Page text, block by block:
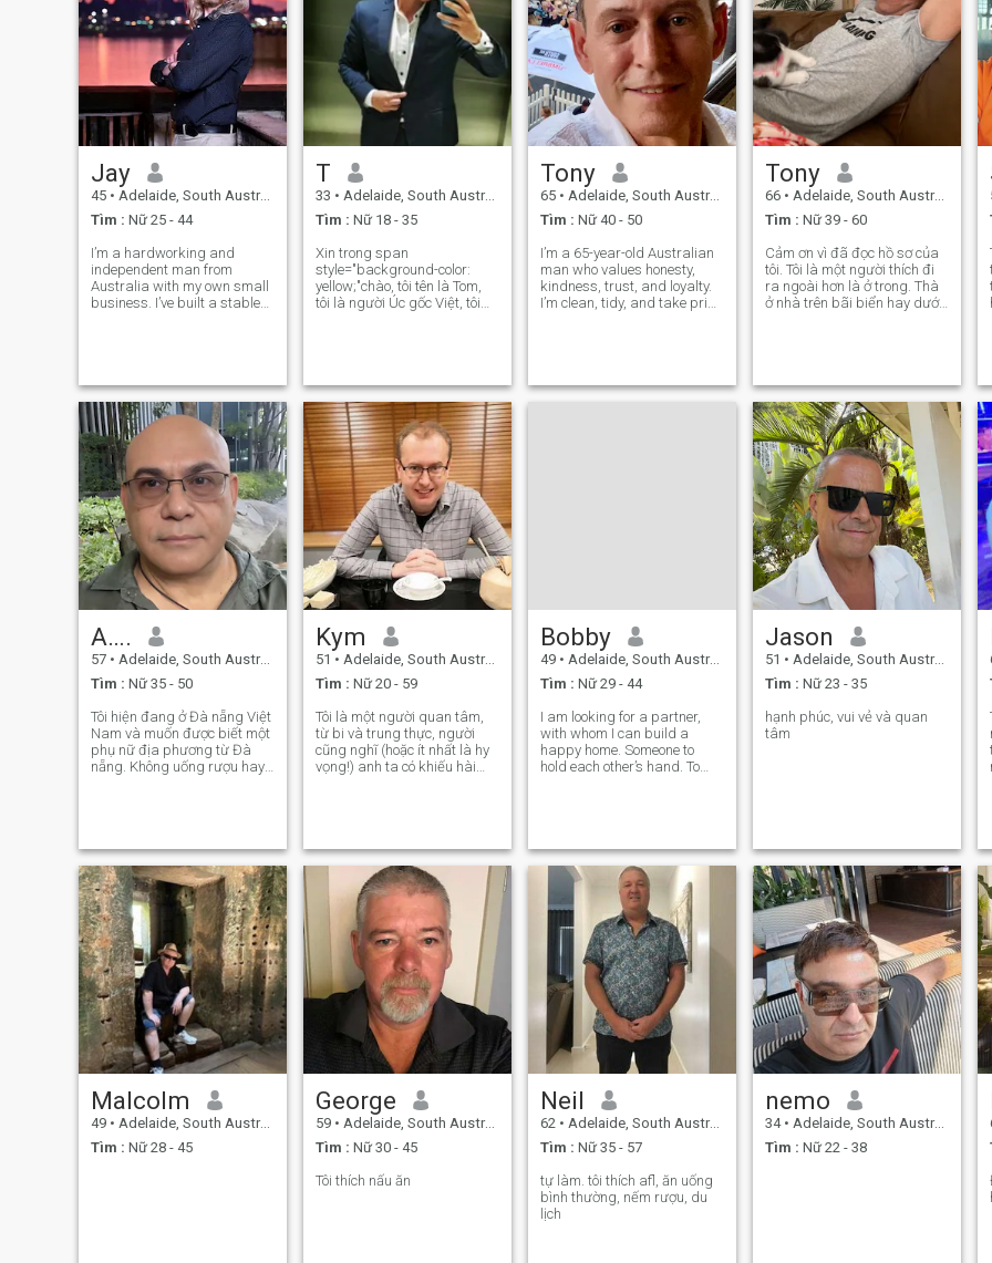
Jay
45 • Adelaide, South Australia, Úc
Tìm : Nữ 25 - 44
I’m a hardworking and
independent man from
Australia with my own small
business. I’ve built a stable
woman. I’m easygoing,
affectionate,
T
33 • Adelaide, South Australia, Úc
Tìm : Nữ 18 - 35
Xin trong span
style="background-color:
yellow;"chào, tôi tên là Tom,
tôi là người Úc gốc Việt, tôi
một người chuyên nghiệp và
tôi thích đ
Tony
65 • Adelaide, South Australia, Úc
Tìm : Nữ 40 - 50
I’m a 65-year-old Australian
man who values honesty,
kindness, trust, and loyalty.
I’m clean, tidy, and take pride
better when shared with the
rig
Tony
66 • Adelaide, South Australia, Úc
Tìm : Nữ 39 - 60
Cảm ơn vì đã đọc hồ sơ của
tôi. Tôi là một người thích đi
ra ngoài hơn là ở trong. Thà
ở nhà trên bãi biển hay dưới
cả hình ảnh đều mới đây. Tôi
khỏe và cân bằng tốt. Tôn
trọng và luôn sẵn sàng giúp
đỡ người khác. Có trái tim
lãng mạn.
A….
57 • Adelaide, South Australia, Úc
Tìm : Nữ 35 - 50
Tôi hiện đang ở Đà nẵng Việt
Nam và muốn được biết một
phụ nữ địa phương từ Đà
nẵng. Không uống rượu hay
bạn bè sẽ thấy tình bạn này
đi đến đâu. Khi tôi đang trên
hành trình 'Life' là một nền
văn hóa và ngôn ngữ đa
dạng, tôi nghĩ sự trung thực
và giao tiếp cởi mở là điều
cần thiết để đảm bảo sự hiểu
biết tôn trọng của nhau về hy
vọng, ước mơ và thậm chí là
nghi ngờ khi chúng ta định
hướng một trải nghiệm đa
văn hóa độc đáo. Tôi hy vọng
sẽ sớm được nghe tin từ anh.
Kym
51 • Adelaide, South Australia, Úc
Tìm : Nữ 20 - 59
Tôi là một người quan tâm,
từ bi và trung thực, người
cũng nghĩ (hoặc ít nhất là hy
vọng!) anh ta có khiếu hài
hầu hết các môn thể thao, trò
chuyện tốt, du lịch, bơi lội, Ăn
uống ngon miệng, đi dạo và
đi dạo, thậm chí là mua sắm!
i làm việc chuyên nghiệp và
hiện đang làm giám đốc tài
chính cho một công ty trong
ngành giao thông. Tôi có thu
nhập tốt và lối sống ổn định.
Tôi không uống rượu, tôi
không hút thuốc và không
hút thuốc.
Bobby
49 • Adelaide, South Australia, Úc
Tìm : Nữ 29 - 44
I am looking for a partner,
with whom I can build a
happy home. Someone to
hold each other’s hand. To
waste your time trying on me.
I have n
Jason
51 • Adelaide, South Australia, Úc
Tìm : Nữ 23 - 35
hạnh phúc, vui vẻ và quan
tâm
Malcolm
49 • Adelaide, South Australia, Úc
Tìm : Nữ 28 - 45
George
59 • Adelaide, South Australia, Úc
Tìm : Nữ 30 - 45
Tôi thích nấu ăn
Neil
62 • Adelaide, South Australia, Úc
Tìm : Nữ 35 - 57
tự làm. tôi thích afl, ăn uống
bình thường, nếm rượu, du
lịch
nemo
34 • Adelaide, South Australia, Úc
Tìm : Nữ 22 - 38